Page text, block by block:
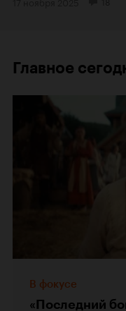
Главное
В фокусе
«Последний